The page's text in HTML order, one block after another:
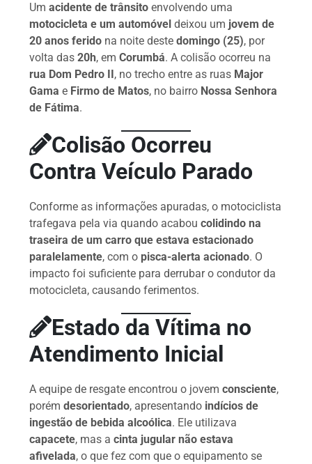
at
s
A
p
p
c
e
b
o
s
s
e
n
er
p
y
Li
n
k
Umacidente de trânsito envolvendo uma
motocicleta e um automóvel deixou um jovem de
20 anos ferido na noite destedomingo (25), por
volta das20h, emCorumbá. A colisão ocorreu na
rua Dom Pedro II, no trecho entre as ruas Major
Gama e Firmo de Matos, no bairro Nossa Senhora
de Fátima.
Colisão Ocorreu
Contra Veículo Parado
Conforme as informações apuradas, o motociclista
trafegava pela via quando acaboucolidindo na
traseira de um carro que estava estacionado
paralelamente, com o pisca-alerta acionado. O
impacto foi suficiente para derrubar o condutor da
motocicleta, causando ferimentos.
Estado da Vítima no
Atendimento Inicial
A equipe de resgate encontrou o jovemconsciente,
porémdesorientado, apresentando indícios de
ingestão de bebida alcoólica. Ele utilizava
capacete, mas acinta jugular não estava
afivelada, o que fez com que o equipamento se